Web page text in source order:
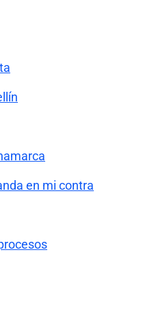
en mi contra